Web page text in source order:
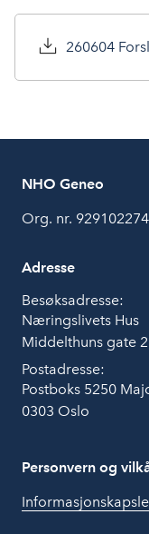
NHO Geneo
Org. nr. 929102274
Adresse
Besøksadresse:
Næringslivets Hus
Middelthuns gate
Postadresse:
Postboks 5250
0303 Oslo
Personvern og